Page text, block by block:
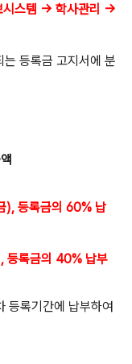
시스템 → 학사관리 →
등록금 고지서에 분
등록금의 60% 납
록금의 40% 납부
등록기간에 납부하여